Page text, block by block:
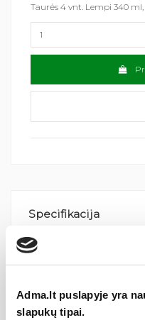
Adma.lt puslapyje yra
slapukų tipai.
Taurės 4 vnt. Lempi 340
Specifikacija
Kolekcija